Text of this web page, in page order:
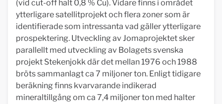
(vid cut-off halt 0,8 % Cu). Vidare finns i området
ytterligare satellitprojekt och flera zoner som är
identifierade som intressanta vad gäller ytterligare
prospektering. Utveckling av Jomaprojektet sker
parallellt med utveckling av Bolagets svenska
projekt Stekenjokk där det mellan 1976 och 1988
bröts sammanlagt ca 7 miljoner ton. Enligt tidigare
beräkning finns kvarvarande indikerad
mineraltillgång om ca 7,4 miljoner ton med halter